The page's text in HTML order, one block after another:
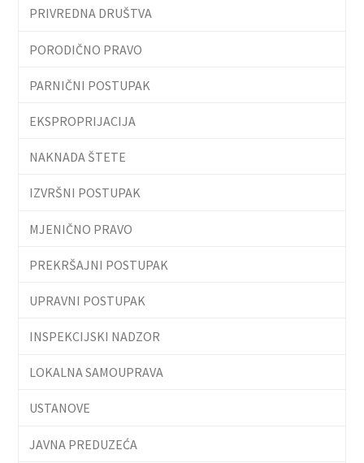
PRIVREDNA DRUŠTVA
PORODIČNO PRAVO
PARNIČNI POSTUPAK
EKSPROPRIJACIJA
NAKNADA ŠTETE
IZVRŠNI POSTUPAK
MJENIČNO PRAVO
PREKRŠAJNI POSTUPAK
UPRAVNI POSTUPAK
INSPEKCIJSKI NADZOR
LOKALNA SAMOUPRAVA
USTANOVE
JAVNA PREDUZEĆA